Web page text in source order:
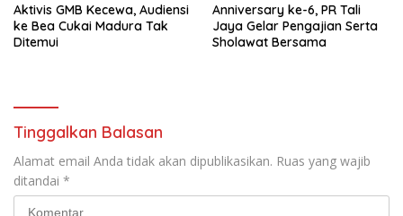
Aktivis GMB Kecewa, Audiensi
ke Bea Cukai Madura Tak
Ditemui
Anniversary ke-6, PR Tali
Jaya Gelar Pengajian Serta
Sholawat Bersama
Tinggalkan Balasan
Alamat email Anda tidak akan dipublikasikan. Ruas yang wajib
ditandai *